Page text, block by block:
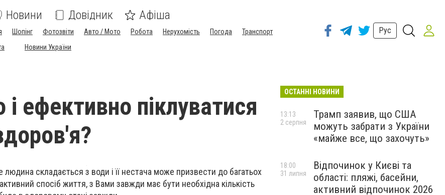
Новини Довідник Афіша
Шопінг Фотозвіти Авто / Мото Робота Нерухомість Погода
Транспорт
Новини України
Рус
і ефективно піклуватися
складається з води і її нестача може призвести до багатьох
спосіб життя, з Вами завжди має бути необхідна кількість
ОСТАННІ НОВИНИ
Трамп заявив, що США
можуть забрати з України
«майже все, що захочуть»
13:13
2 серпня
Відпочинок у Києві та
області: пляжі, басейни,
активний відпочинок 2026
18:00
31 липня